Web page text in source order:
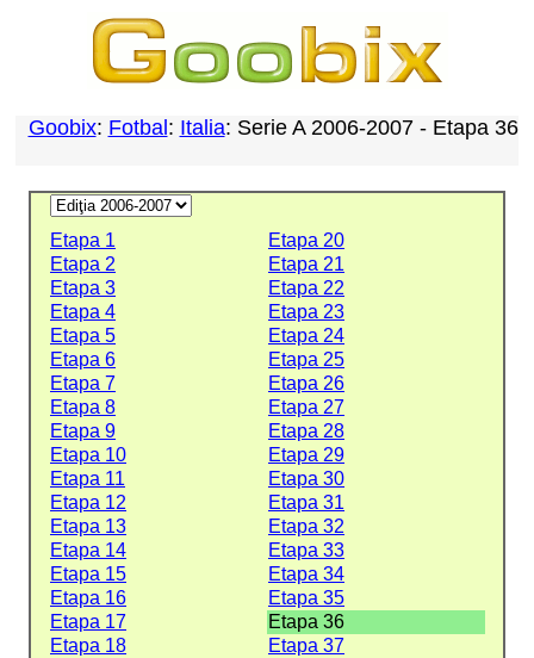
Goobix: Fotbal : Italia: Serie A 2006-2007 - Etapa 36
Etapa 1
Etapa 20
Etapa 2
Etapa 21
Etapa 3
Etapa 22
Etapa 4
Etapa 23
Etapa 5
Etapa 24
Etapa 6
Etapa 25
Etapa 7
Etapa 26
Etapa 8
Etapa 27
Etapa 9
Etapa 28
Etapa 10
Etapa 29
Etapa 11
Etapa 30
Etapa 12
Etapa 31
Etapa 13
Etapa 32
Etapa 14
Etapa 33
Etapa 15
Etapa 34
Etapa 16
Etapa 35
Etapa 17
Etapa 36
Etapa 18
Etapa 37